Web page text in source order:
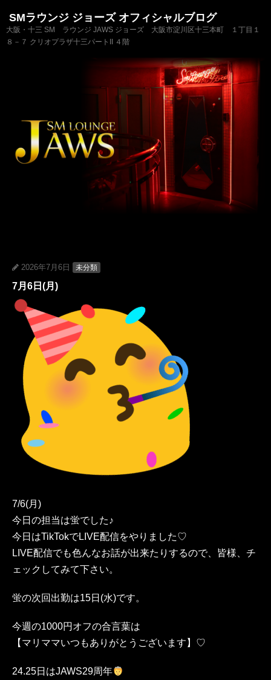
SMラウンジ ジョーズ オフィシャルブログ
大阪・十三 SM ラウンジ JAWS ジョーズ 大阪市淀川区十三本町 １丁目１
８－７ クリオプラザ十三パートII ４階
2026年7月6日 未分類
7月6日(月)
7/6(月)
今日の担当は蛍でした♪
今日はTikTokでLIVE配信をやりました♡
LIVE配信でも色んなお話が出来たりするので、皆様、チ
ェックしてみて下さい。
蛍の次回出勤は15日(水)です。
今週の1000円オフの合言葉は
【マリママいつもありがとうございます】♡
24.25日はJAWS29周年